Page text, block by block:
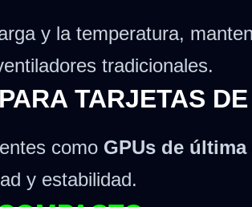
y la temperatura,
tradicionales.
TARJETAS
como GPUs de
y estabilidad.